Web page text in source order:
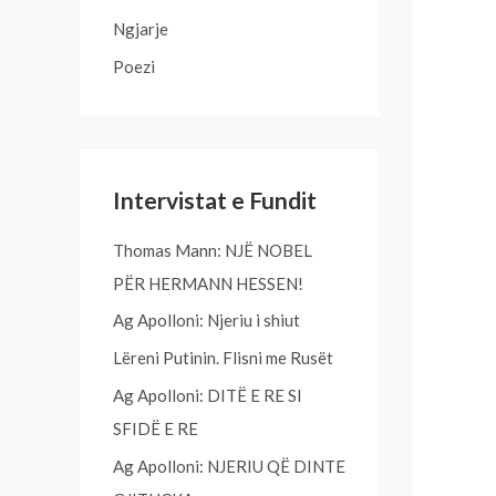
r
:
Ngjarje
Poezi
Intervistat e Fundit
Thomas Mann: NJË NOBEL
PËR HERMANN HESSEN!
Ag Apolloni: Njeriu i shiut
Lëreni Putinin. Flisni me Rusët
Ag Apolloni: DITË E RE SI
SFIDË E RE
Ag Apolloni: NJERIU QË DINTE